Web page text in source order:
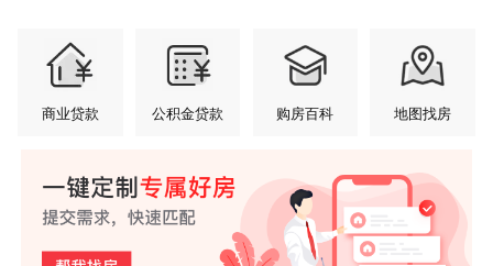
商业贷款 公积金贷款 购房百科 地图找房